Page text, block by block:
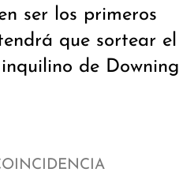
ser los primeros
que sortear el
de Downing